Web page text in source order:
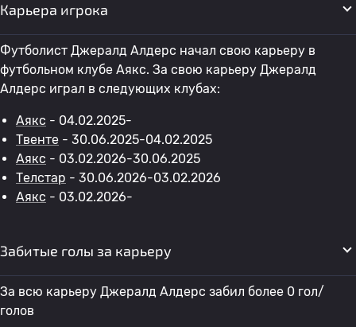
Карьера игрока
Футболист Джералд Алдерс начал свою карьеру в
футбольном клубе Аякс. За свою карьеру Джералд
Алдерс играл в следующих клубах:
Аякс - 04.02.2025-
Твенте - 30.06.2025-04.02.2025
Аякс - 03.02.2026-30.06.2025
Телстар - 30.06.2026-03.02.2026
Аякс - 03.02.2026-
Забитые голы за карьеру
За всю карьеру Джералд Алдерс забил более 0 гол/
голов